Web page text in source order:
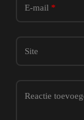
E-mail *
Site
Reactie